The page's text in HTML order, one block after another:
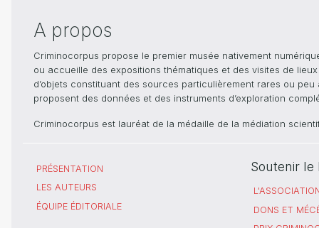
A propos
Criminocorpus propose le premier musée nativement
ou accueille des expositions thématiques et des visites de
d’objets constituant des sources particulièrement rares ou
proposent des données et des instruments d’exploration
Criminocorpus est lauréat de la médaille de la médiation
PRÉSENTATION
LES AUTEURS
ÉQUIPE ÉDITORIALE
Soutenir le
DONS ET